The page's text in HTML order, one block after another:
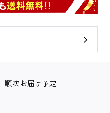
順次お届け予定